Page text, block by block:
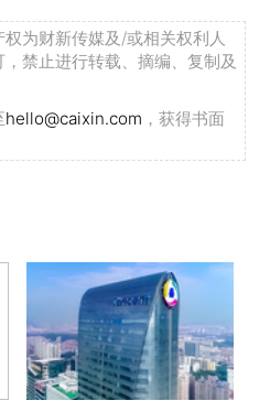
为财新传媒及/或相关权利人
禁止进行转载、摘编、复制及
hello@caixin.com ，获得书面